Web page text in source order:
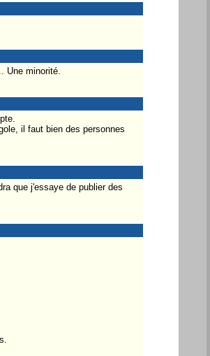
Une minorité.
il faut bien des personnes
que j'essaye de publier des